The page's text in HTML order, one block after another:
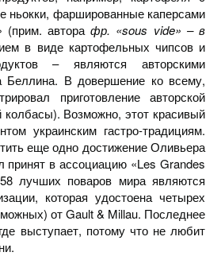
ньокки, фаршированные каперсами
(прим. авторафр. «sous vide» – в
в виде картофельных чипсов и
– являются авторскими
Беллина. В довершение ко всему,
приготовление авторской
колбасы). Возможно, этот красивый
украинским гастро-традициям.
еще одно достижение Оливьера
в ассоциацию «Les Grandes
лучших поваров мира являются
которая удостоена четырех
от Gault & Millau. Последнее
выступает, потому что не любит